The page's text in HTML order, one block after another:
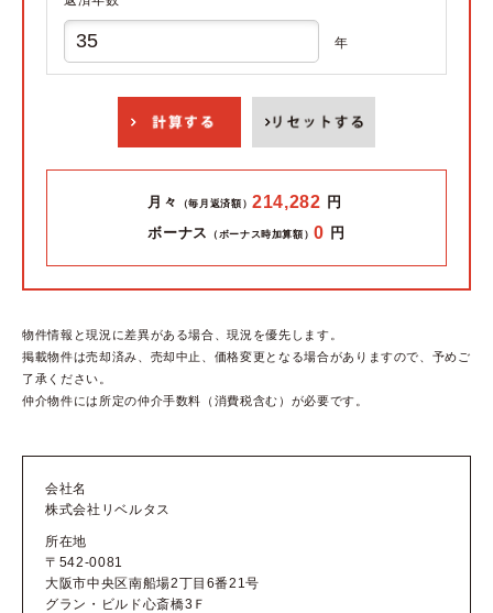
年
月々 （毎月返済額） 214,282 円
ボーナス
（ボーナス時加算額）0 円
物件情報と現況に差異がある場合、現況を優先します。
掲載物件は売却済み、売却中止、価格変更となる場合がありますので、予めご
了承ください。
仲介物件には所定の仲介手数料（消費税含む）が必要です。
会社名
株式会社リベルタス
所在地
〒542-0081
大阪市中央区南船場2丁目6番21号
グラン・ビルド心斎橋3Ｆ